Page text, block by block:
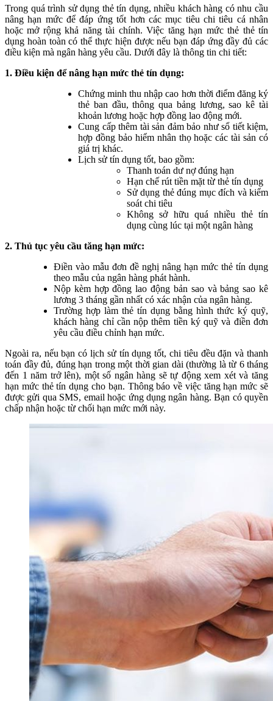
Trong quá trình sử dụng thẻ tín dụng, nhiều khách hàng có nhu cầu
nâng hạn mức để đáp ứng tốt hơn các mục tiêu chi tiêu cá nhân
hoặc mở rộng khả năng tài chính. Việc tăng hạn mức thẻ thẻ tín
dụng hoàn toàn có thể thực hiện được nếu bạn đáp ứng đầy đủ các
điều kiện mà ngân hàng yêu cầu. Dưới đây là thông tin chi tiết:
1. Điều kiện để nâng hạn mức thẻ tín dụng:
Chứng minh thu nhập cao hơn thời điểm đăng ký
thẻ ban đầu, thông qua bảng lương, sao kê tài
khoản lương hoặc hợp đồng lao động mới.
Cung cấp thêm tài sản đảm bảo như sổ tiết kiệm,
hợp đồng bảo hiểm nhân thọ hoặc các tài sản có
giá trị khác.
Lịch sử tín dụng tốt, bao gồm:
Thanh toán dư nợ đúng hạn
Hạn chế rút tiền mặt từ thẻ tín dụng
Sử dụng thẻ đúng mục đích và kiểm
soát chi tiêu
Không sở hữu quá nhiều thẻ tín
dụng cùng lúc tại một ngân hàng
2. Thủ tục yêu cầu tăng hạn mức:
Điền vào mẫu đơn đề nghị nâng hạn mức thẻ tín dụng
theo mẫu của ngân hàng phát hành.
Nộp kèm hợp đồng lao động bản sao và bảng sao kê
lương 3 tháng gần nhất có xác nhận của ngân hàng.
Trường hợp làm thẻ tín dụng bằng hình thức ký quỹ,
khách hàng chỉ cần nộp thêm tiền ký quỹ và điền đơn
yêu cầu điều chỉnh hạn mức.
Ngoài ra, nếu bạn có lịch sử tín dụng tốt, chi tiêu đều đặn và thanh
toán đầy đủ, đúng hạn trong một thời gian dài (thường là từ 6 tháng
đến 1 năm trở lên), một số ngân hàng sẽ tự động xem xét và tăng
hạn mức thẻ tín dụng cho bạn. Thông báo về việc tăng hạn mức sẽ
được gửi qua SMS, email hoặc ứng dụng ngân hàng. Bạn có quyền
chấp nhận hoặc từ chối hạn mức mới này.